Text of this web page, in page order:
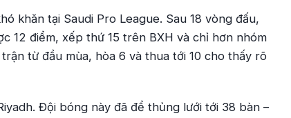
khăn tại Saudi Pro League. Sau 18 vòng đấu,
12 điểm, xếp thứ 15 trên BXH và chỉ hơn nhóm
từ đầu mùa, hòa 6 và thua tới 10 cho thấy rõ
Đội bóng này đã để thủng lưới tới 38 bàn –